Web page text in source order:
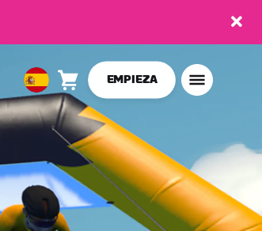
European
Union
Español
Carro
0
artículos
EMPIEZA